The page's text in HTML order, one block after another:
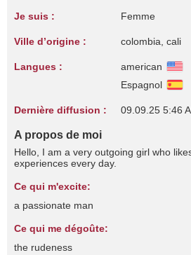
Je suis : Femme
Ville d’origine : colombia, cali
Langues :
american
Espagnol
Dernière diffusion : 09.09.25 5:46
A propos de moi
Hello, I am a very outgoing girl who
experiences every day.
Ce qui m'excite:
a passionate man
Ce qui me dégoûte:
the rudeness